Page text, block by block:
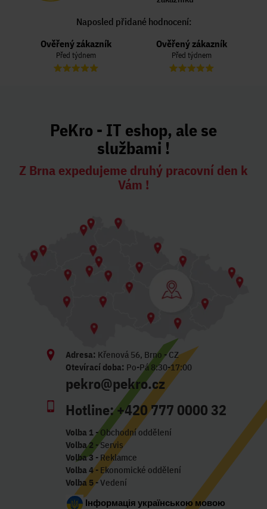
Naposled přidané hodnocení:
Ověřený zákazník
Před týdnem
Ověřený zákazník
Před týdnem
PeKro - IT eshop, ale se
službami !
Z Brna expedujeme druhý pracovní den k
Vám !
Adresa: Křenová 56, Brno - CZ
Otevírací doba: Po-Pá 8:30-17:00
pekro@pekro.cz
Hotline:+420 777 0000 32
Volba 1- Obchodní oddělení
Volba 2 - Servis
Volba 3 - Reklamce
Volba 4- Ekonomické oddělení
Volba 5- Vedení
Інформація українською мовою